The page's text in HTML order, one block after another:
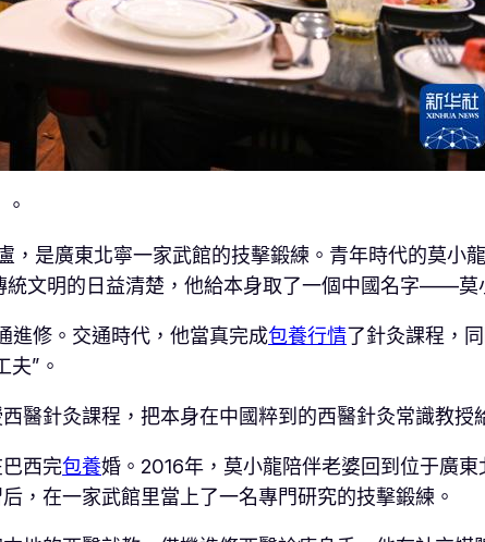
，是廣東北寧一家武館的技擊鍛練。青年時代的莫小
文明的日益清楚，他給本身取了一個中國名字——莫
進修。交通時代，他當真完成包養行情了針灸課程，
”。
醫針灸課程，把本身在中國粹到的西醫針灸常識教授
西完包養婚。2016年，莫小龍陪伴老婆回到位于廣
，在一家武館里當上了一名專門研究的技擊鍛練。